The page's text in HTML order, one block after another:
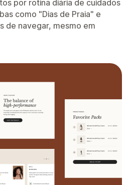
por rotina diária de cuidados
como "Dias de Praia" e
de navegar, mesmo em